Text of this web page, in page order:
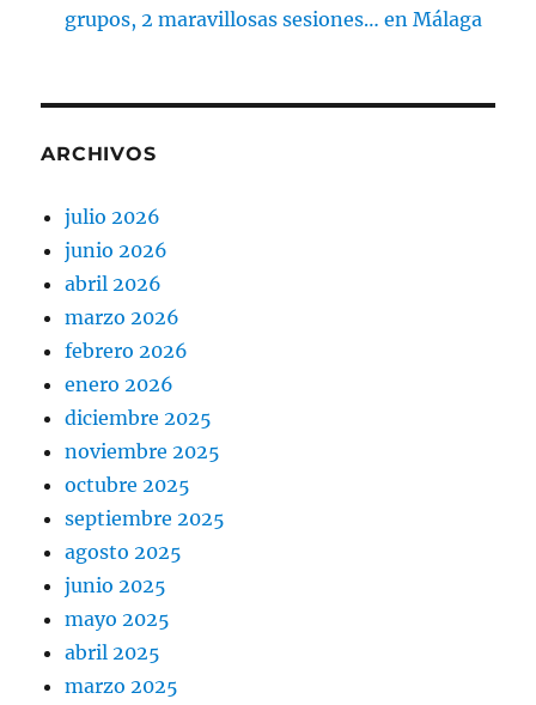
grupos, 2 maravillosas sesiones… en Málaga
ARCHIVOS
julio 2026
junio 2026
abril 2026
marzo 2026
febrero 2026
enero 2026
diciembre 2025
noviembre 2025
octubre 2025
septiembre 2025
agosto 2025
junio 2025
mayo 2025
abril 2025
marzo 2025